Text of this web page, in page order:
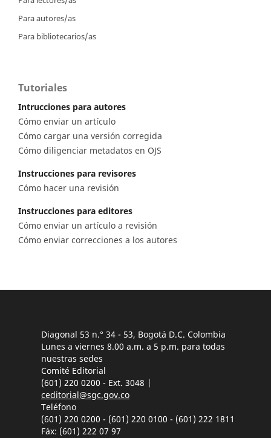
Para autores/as
Para bibliotecarios/as
Tutoriales
Intrucciones para autores
Cómo enviar un artículo
Cómo cargar una versión corregida
Cómo diligenciar metadatos en OJS
Instrucciones para revisores
Cómo hacer una revisión
Instrucciones para editores
Cómo enviar un artículo a revisión
Cómo enviar correcciones a los autores
Diagonal 53 n.° 34 - 53, Bogotá D.C. Colombia
Lunes a viernes 8.00 a.m. a 5 p.m. para todas
nuestras sedes
Comité Editorial
(601) 220 0200 - Ext. 3048 |
ceditorial@sgc.gov.co
Teléfono
(601) 220 0200 - (601) 220 0100 - (601) 222 1811
Fáx: (601) 222 07 97